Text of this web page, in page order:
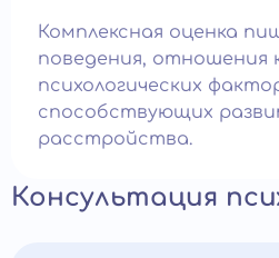
Комплексная оценка
поведения, отношения
психологических
способствующих
расстройства.
Консультация